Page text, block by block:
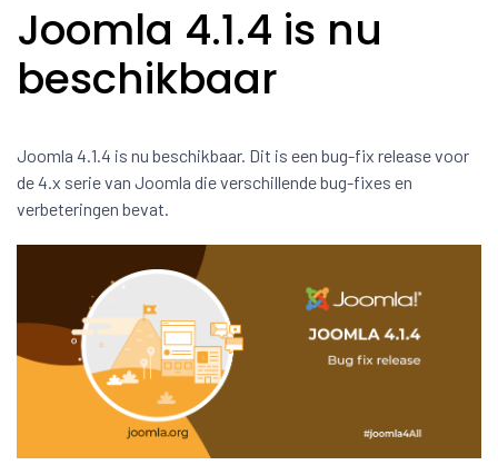
Joomla 4.1.4 is nu
beschikbaar
Joomla 4.1.4 is nu beschikbaar. Dit is een bug-fix release voor
de 4.x serie van Joomla die verschillende bug-fixes en
verbeteringen bevat.